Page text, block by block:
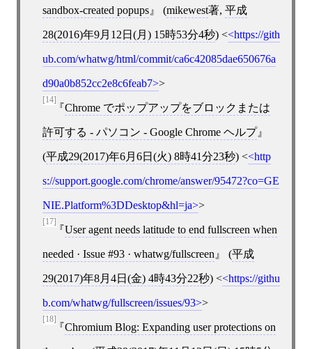
sandbox-created popups (mikewest著, 平成
28(2016)年9月12日(月) 15時53分4秒) < https://gith
ub.com/whatwg/html/commit/ca6c42085dae650676a
d90a0b852cc2e8c6feab7 >
[14]
Chrome でポップアップをブロックまたは
許可する - パソコン - Google Chrome ヘルプ
(平成29(2017)年6月6日(火) 8時41分23秒) < http
s://support.google.com/chrome/answer/95472?co=GE
NIE.Platform%3DDesktop&hl=ja >
[17]
User agent needs latitude to end fullscreen when
needed · Issue #93 · whatwg/fullscreen (平成
29(2017)年8月4日(金) 4時43分22秒) < https://githu
b.com/whatwg/fullscreen/issues/93 >
[18]
Chromium Blog: Expanding user protections on